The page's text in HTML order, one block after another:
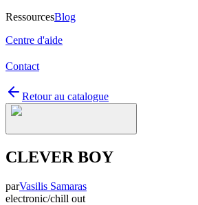
RessourcesBlog
Centre d'aide
Contact
Retour au catalogue
CLEVER BOY
parVasilis Samaras
electronic/chill out